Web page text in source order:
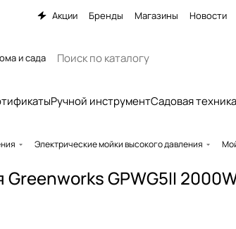
Акции Бренды Магазины Новости
и сада
Ручной инструментСадовая техника
Электрические мойки высокого давления
GPWG5II